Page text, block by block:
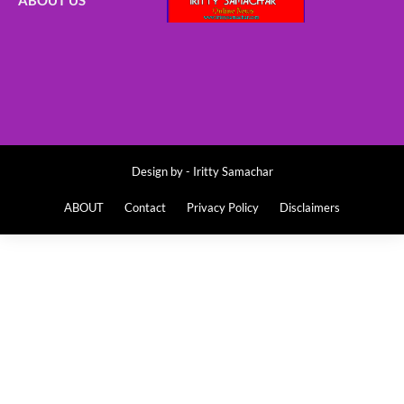
Design by - Iritty Samachar
ABOUT Contact Privacy Policy Disclaimers